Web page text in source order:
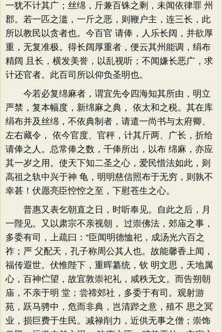
一犹不计其广；丝绵，斤兼百铢之剩，未闻依律罪 州
郡。若一匹之滥，一斤之恶，则鞭户主，连三长，此
所以教民以贪者也。今百官 请俸，人乐长阔，并欲厚
重，无复准极。得长阔厚重者，便云其州能调，绢布
精阔 且长，横发美誉，以乱视听；不闻嫌长恶广，求
计还官者。此百司所以仰负圣明也。
今若必复绵麻者，谓宜先令四海知其所由，明立
严禁，复本幅度，新绵麻之典， 依太和之税。其在库
绢布并及丝绵，不依典制者，请遣一尚书与太府卿、
左右藏令， 依今官度、官秤，计其斤两、广长，折给
请俸之人。总常俸之数，千俸所出，以布 绵麻，亦应
其一岁之用。使天下知二圣之心，爱民惜法如此，则
高祖之轨中兴于神 龟，明明慈信照布于无穷，则孰不
幸甚！伏愿亮臣悾悾之至，下慰苍生之心。
普惠又表乞朝直之日，时听奉见。自此之后，月
一陛见。又以肃宗不亲视朝， 过崇佛法，郊庙之事，
多委有司，上疏曰：“臣闻明德恤祀，成汤光六百之
祚；严 父配天，孔子称周公其人也。故能馨香上闻，
福传遐世。伏惟陛下，重晖纂统，钦 明文思，天地属
心，百神伫望，故宜敦崇祀礼，咸秩无文。而告朔朝
庙，不亲于明 堂；尝禘郊社，多委于有司。观射游
苑，跃马骋中，危而非典，岂清跸之意，殖不 思之冥
业，损巨费于生民。减禄削力，近供无事之僧；崇饰